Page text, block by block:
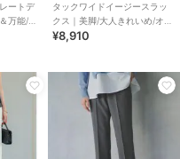
ートデ
万能/美
ワイドデ
タックワイドイージースラッ
クス｜美脚/大人きれいめ/オフ
ィスカジュアル/センタープレ
¥8,910